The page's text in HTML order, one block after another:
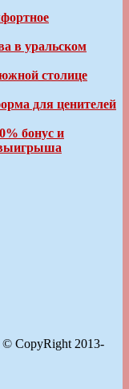
в уральском
столице
для ценителей
бонус и
выигрыша
© CopyRight 2013-